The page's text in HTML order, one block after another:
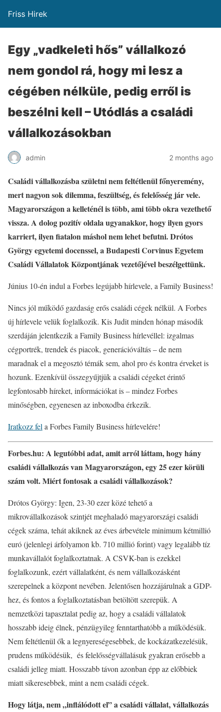
Friss Hirek
Egy „vadkeleti hős” vállalkozó
nem gondol rá, hogy mi lesz a
cégében nélküle, pedig erről is
beszélni kell – Utódlás a családi
vállalkozásokban
admin 2 months ago
Családi vállalkozásba születni nem feltétlenül főnyeremény,
mert nagyon sok dilemma, feszültség, és felelősség jár vele.
Magyarországon a kelleténél is több, ami több okra vezethető
vissza. A dolog pozitív oldala ugyanakkor, hogy ilyen gyors
karriert, ilyen fiatalon máshol nem lehet befutni. Drótos
György egyetemi docenssel, a Budapesti Corvinus Egyetem
Családi Vállalatok Központjának vezetőjével beszélgettünk.
Június 10-én indul a Forbes legújabb hírlevele, a Family Business!
Nincs jól működő gazdaság erős családi cégek nélkül. A Forbes
új hírlevele velük foglalkozik. Kis Judit minden hónap második
szerdáján jelentkezik a Family Business hírlevéllel: izgalmas
cégportrék, trendek és piacok, generációváltás – de nem
maradnak el a megosztó témák sem, ahol pro és kontra érveket is
hozunk. Ezenkívül összegyűjtjük a családi cégeket érintő
legfontosabb híreket, információkat is – mindez Forbes
minőségben, egyenesen az inboxodba érkezik.
Iratkozz fel a Forbes Family Business hírlevelére!
Forbes.hu: A legutóbbi adat, amit arról láttam, hogy hány
családi vállalkozás van Magyarországon, egy 25 ezer körüli
szám volt. Miért fontosak a családi vállalkozások?
Drótos György: Igen, 23-30 ezer közé tehető a
mikrovállalkozások szintjét meghaladó magyarországi családi
cégek száma, tehát akiknek az éves árbevétele minimum kétmillió
euró (jelenlegi árfolyamon kb. 710 millió forint) vagy legalább tíz
munkavállalót foglalkoztatnak. A CSVK-ban is ezekkel
foglalkozunk, ezért vállalatként, és nem vállalkozásként
szerepelnek a központ nevében. Jelentősen hozzájárulnak a GDP-
hez, és fontos a foglalkoztatásban betöltött szerepük. A
nemzetközi tapasztalat pedig az, hogy a családi vállalatok
hosszabb ideig élnek, pénzügyileg fenntarthatóbb a működésük.
Nem feltétlenül ők a legnyereségesebbek, de kockázatkezelésük,
prudens működésük, és felelősségvállalásuk gyakran erősebb a
családi jelleg miatt. Hosszabb távon azonban épp az előbbiek
miatt sikeresebbek, mint a nem családi cégek.
Hogy látja, nem „inflálódott el” a családi vállalat, vállalkozás